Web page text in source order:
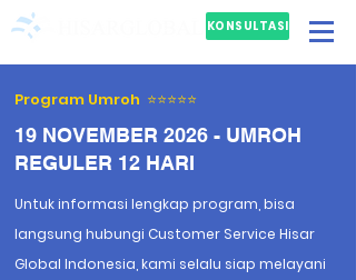
KONSULTASI
Program Umroh ⭐⭐⭐⭐⭐
19 NOVEMBER 2026 - UMROH
REGULER 12 HARI
Untuk informasi lengkap program, bisa
langsung hubungi Customer Service Hisar
Global Indonesia, kami selalu siap melayani